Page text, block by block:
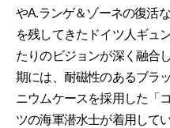
やA.ランゲ＆ゾーネの復活
を残してきたドイツ人ギュ
たりのビジョンが深く融合
期には、耐磁性のあるブラ
ニウムケースを採用した「
ツの海軍潜水士が着用して